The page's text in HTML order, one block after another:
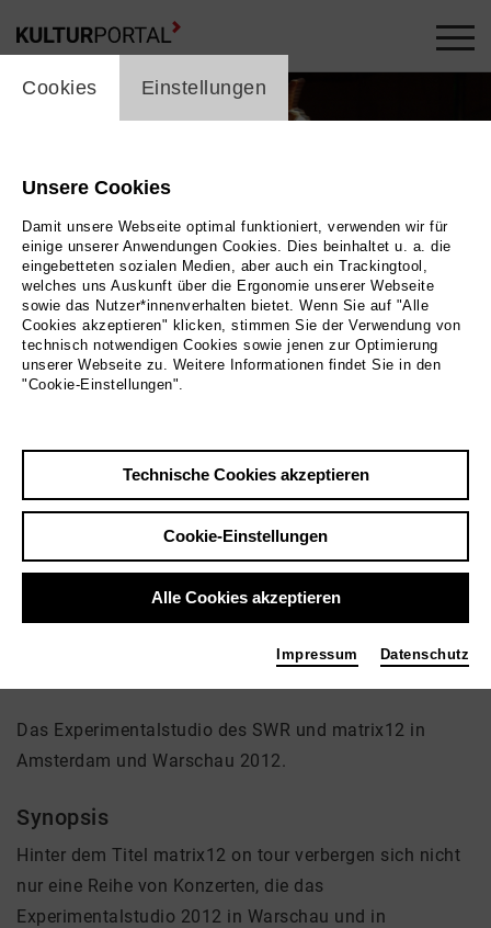
Play
Zurück|Übersicht
Film Info
Deutschland 2012 | 24 min.
Regie: Uli Aumüller
Video VoD / live
Das Experimentalstudio des SWR und matrix12 in
Amsterdam und Warschau 2012.
Synopsis
Hinter dem Titel matrix12 on tour verbergen sich nicht
nur eine Reihe von Konzerten, die das
Experimentalstudio 2012 in Warschau und in
cookie_layer
Cookies Einstellungen
Unsere Cookies
Damit unsere Webseite optimal funktioniert, verwenden wir für
einige unserer Anwendungen Cookies. Dies beinhaltet u. a. die
eingebetteten sozialen Medien, aber auch ein Trackingtool,
welches uns Auskunft über die Ergonomie unserer Webseite
sowie das Nutzer*innenverhalten bietet. Wenn Sie auf "Alle
Cookies akzeptieren" klicken, stimmen Sie der Verwendung von
technisch notwendigen Cookies sowie jenen zur Optimierung
unserer Webseite zu. Weitere Informationen findet Sie in den
"Cookie-Einstellungen".
Technische Cookies akzeptieren
Cookie-Einstellungen
Alle Cookies akzeptieren
Impressum Datenschutz